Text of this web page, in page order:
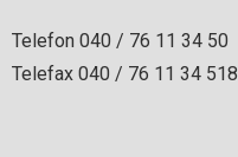
Telefon 040 / 76 11 34 50
Telefax 040 / 76 11 34 518